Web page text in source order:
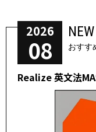
2026
08 おすす
Realize 英文法